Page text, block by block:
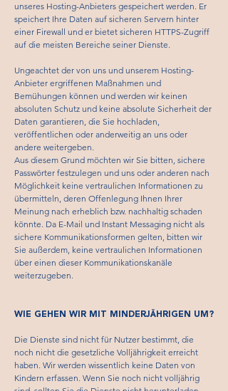
unseres Hosting-Anbieters gespeichert werden. Er
speichert Ihre Daten auf sicheren Servern hinter
einer Firewall und er bietet sicheren HTTPS-Zugriff
auf die meisten Bereiche seiner Dienste.
Ungeachtet der von uns und unserem Hosting-
Anbieter ergriffenen Maßnahmen und
Bemühungen können und werden wir keinen
absoluten Schutz und keine absolute Sicherheit der
Daten garantieren, die Sie hochladen,
veröffentlichen oder anderweitig an uns oder
andere weitergeben.
Aus diesem Grund möchten wir Sie bitten, sichere
Passwörter festzulegen und uns oder anderen nach
Möglichkeit keine vertraulichen Informationen zu
übermitteln, deren Offenlegung Ihnen Ihrer
Meinung nach erheblich bzw. nachhaltig schaden
könnte. Da E-Mail und Instant Messaging nicht als
sichere Kommunikationsformen gelten, bitten wir
Sie außerdem, keine vertraulichen Informationen
über einen dieser Kommunikationskanäle
weiterzugeben.
WIE GEHEN WIR MIT MINDERJÄHRIGEN UM?
Die Dienste sind nicht für Nutzer bestimmt, die
noch nicht die gesetzliche Volljährigkeit erreicht
haben. Wir werden wissentlich keine Daten von
Kindern erfassen. Wenn Sie noch nicht volljährig